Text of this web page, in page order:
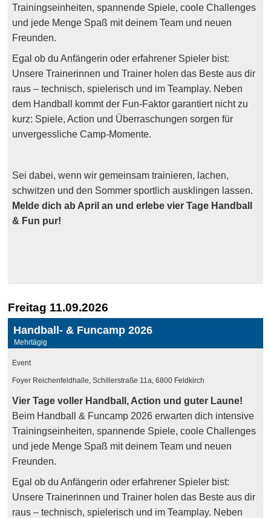
Trainingseinheiten, spannende Spiele, coole Challenges
und jede Menge Spaß mit deinem Team und neuen
Freunden.
Egal ob du Anfängerin oder erfahrener Spieler bist:
Unsere Trainerinnen und Trainer holen das Beste aus dir
raus – technisch, spielerisch und im Teamplay. Neben
dem Handball kommt der Fun-Faktor garantiert nicht zu
kurz: Spiele, Action und Überraschungen sorgen für
unvergessliche Camp-Momente.
Sei dabei, wenn wir gemeinsam trainieren, lachen,
schwitzen und den Sommer sportlich ausklingen lassen.
Melde dich ab April an und erlebe vier Tage Handball
& Fun pur!
Freitag 11.09.2026
Handball- & Funcamp 2026
Mehrtägig
Event
Foyer Reichenfeldhalle, Schillerstraße 11a, 6800 Feldkirch
Vier Tage voller Handball, Action und guter Laune!
Beim Handball & Funcamp 2026 erwarten dich intensive
Trainingseinheiten, spannende Spiele, coole Challenges
und jede Menge Spaß mit deinem Team und neuen
Freunden.
Egal ob du Anfängerin oder erfahrener Spieler bist:
Unsere Trainerinnen und Trainer holen das Beste aus dir
raus – technisch, spielerisch und im Teamplay. Neben